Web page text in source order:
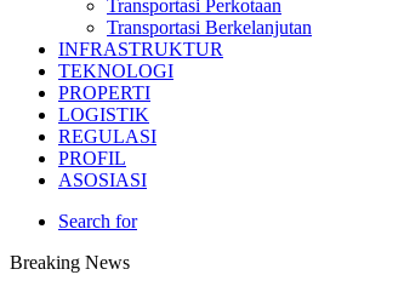
Transportasi Perkotaan
Transportasi Berkelanjutan
INFRASTRUKTUR
TEKNOLOGI
PROPERTI
LOGISTIK
REGULASI
PROFIL
ASOSIASI
Search for
Breaking News